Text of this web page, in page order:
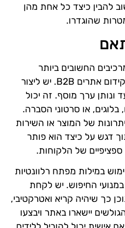
להבין כיצד כל אחת מהן
שהוגדרו.
החשובים ביותר
בהצלחה של קמפיינים לקידום אתרים B2B. יש ליצור
ערך מוסף. זה יכול
בלוגים, או סרטוני הסברה.
של המוצר או השירות
דגש על כיצד הוא פותר
של הלקוחות.
במילות מפתח רלוונטיות
החיפוש. יש לקחת
כך שיהיה קריא ואטרקטיבי,
יישארו באתר ויבצעו